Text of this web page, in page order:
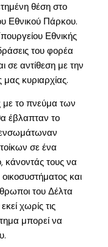
θέση στο
Εθνικού Πάρκου.
Εθνικής
του φορέα
σε αντίθεση με την
κυριαρχίας.
με το πνεύμα των
έβλαπταν το
ενσωμάτωναν
σε ένα
κάνοντάς τους να
και
του Δέλτα
χωρίς τις
μπορεί να